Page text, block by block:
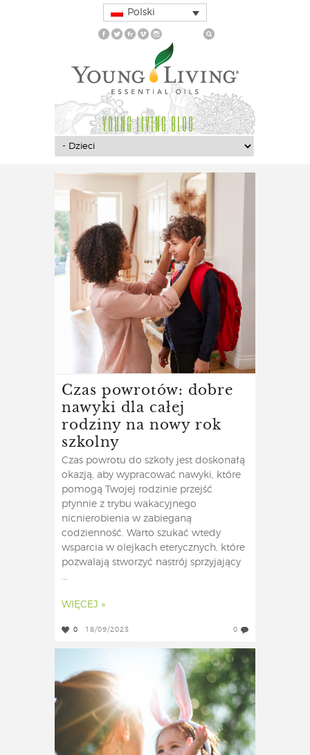
Polski
YOUNG LIVING BLOG
Czas powrotów: dobre
nawyki dla całej
rodziny na nowy rok
szkolny
Czas powrotu do szkoły jest doskonałą
okazją, aby wypracować nawyki, które
pomogą Twojej rodzinie przejść
płynnie z trybu wakacyjnego
nicnierobienia w zabieganą
codzienność. Warto szukać wtedy
wsparcia w olejkach eterycznych, które
pozwalają stworzyć nastrój sprzyjający
...
WIĘCEJ »
0 18/09/2023 0